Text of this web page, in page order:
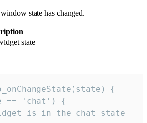
state has changed.
state
{
== 'chat') {
is in the chat state